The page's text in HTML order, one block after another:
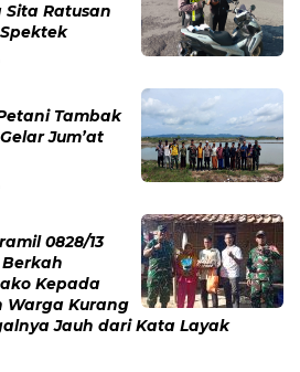
Sita Ratusan
Tambak
Jum’at
0828/13
Kepada
Warga Kurang
Jauh dari Kata Layak